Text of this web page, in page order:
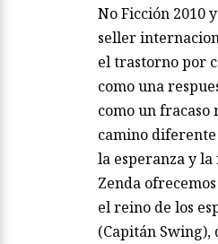
No Ficción 2010
seller
el trastorno por
como una
como un fracaso
camino
la esperanza y
Zenda
el reino de los
(Capitán